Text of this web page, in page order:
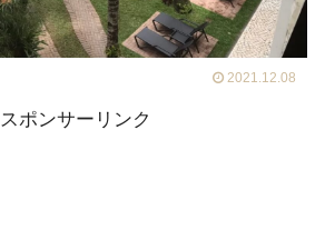
2021.12.08
スポンサーリンク